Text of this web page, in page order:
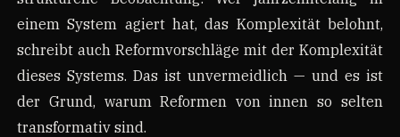
einem System agiert hat, das Komplexität belohnt,
schreibt auch Reformvorschläge mit der Komplexität
dieses Systems. Das ist unvermeidlich — und es ist
der Grund, warum Reformen von innen so selten
transformativ sind.